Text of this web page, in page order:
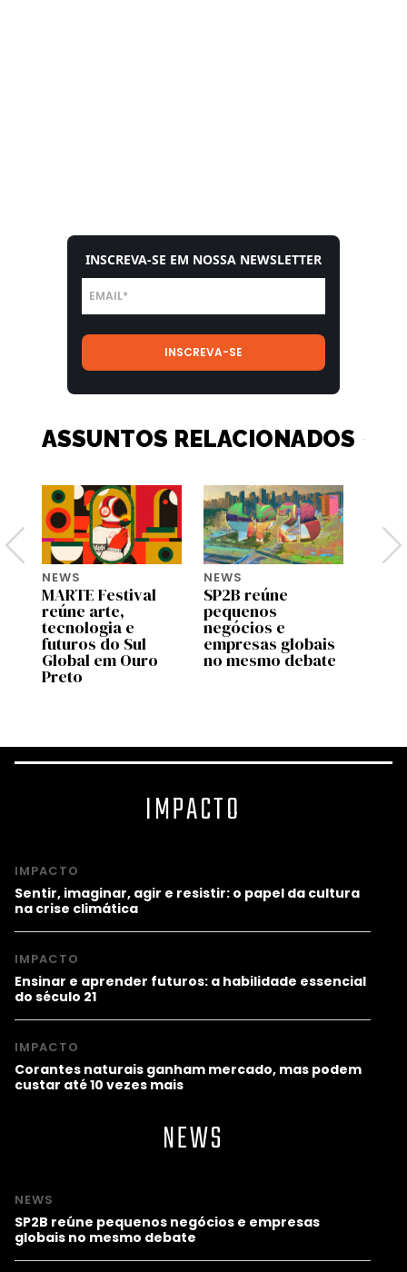
INSCREVA-SE EM NOSSA NEWSLETTER
ASSUNTOS RELACIONADOS
NEWS
MARTE Festival
reúne arte,
tecnologia e
futuros do Sul
Global em Ouro
Preto
NEWS
SP2B reúne
pequenos
negócios e
empresas globais
no mesmo debate
IMPACTO
IMPACTO
Sentir, imaginar, agir e resistir: o papel da cultura
na crise climática
IMPACTO
Ensinar e aprender futuros: a habilidade essencial
do século 21
IMPACTO
Corantes naturais ganham mercado, mas podem
custar até 10 vezes mais
NEWS
NEWS
SP2B reúne pequenos negócios e empresas
globais no mesmo debate